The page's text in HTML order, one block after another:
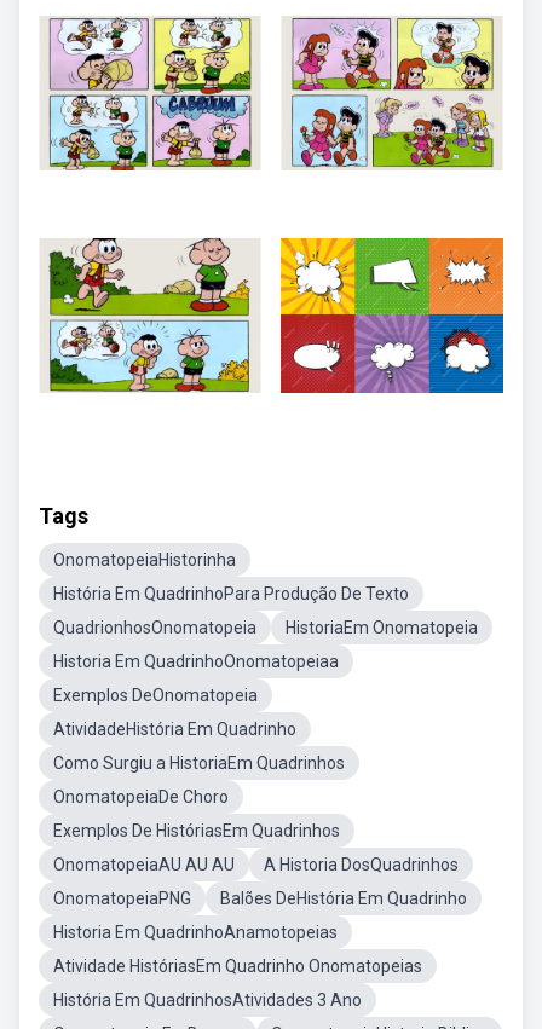
Tags
OnomatopeiaHistorinha
História Em QuadrinhoPara Produção De Texto
QuadrionhosOnomatopeia
HistoriaEm Onomatopeia
Historia Em QuadrinhoOnomatopeiaa
Exemplos DeOnomatopeia
AtividadeHistória Em Quadrinho
Como Surgiu a HistoriaEm Quadrinhos
OnomatopeiaDe Choro
Exemplos De HistóriasEm Quadrinhos
OnomatopeiaAU AU AU
A Historia DosQuadrinhos
OnomatopeiaPNG
Balões DeHistória Em Quadrinho
Historia Em QuadrinhoAnamotopeias
Atividade HistóriasEm Quadrinho Onomatopeias
História Em QuadrinhosAtividades 3 Ano